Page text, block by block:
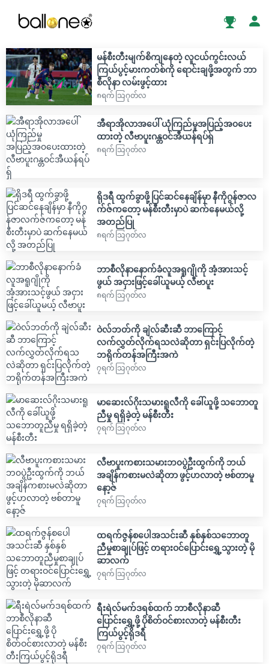
မန်စီးတီးမျက်စိကျနေတဲ့ လူငယ်ကွင်းလယ်
ကြယ်ပွင့်မားကတ်စ်ကို ရောင်းချဖို့အတွက် ဘာ
စီလိုနာ လမ်းဖွင့်ထား
၈ရက် သြဂုတ်လ
အီရာအိုလာအပေါ် ယုံကြည်မှုအပြည့်အ၀ပေး
ထားတဲ့ လီဗာပူးဂန္တဝင်အီယန်ရပ်ရှ်
၈ရက် သြဂုတ်လ
ရိုဒရီ ထွက်ခွာဖို့ ပြင်ဆင်နေချိန်မှာ နီကိုဂွန်ဇာလ
က်ဇ်ကတော့ မန်စီးတီးမှာပဲ ဆက်နေမယ်လို့
အတည်ပြု
၈ရက် သြဂုတ်လ
ဘာစီလိုနာနောက်ခံလူအရူဂျိုကို အံ့အားသင့်
ဖွယ် အငှားဖြင့်ခေါ်ယူမယ့် လီဗာပူး
၈ရက် သြဂုတ်လ
ဝဲလ်ဘတ်ကို ချဲလ်ဆီးဆီ ဘာကြောင့်
လက်လွှတ်လိုက်ရသလဲဆိုတာ ရှင်းပြလိုက်တဲ့
ဘရိုက်တန်အကြီးအကဲ
၇ရက် သြဂုတ်လ
မာဆေးလ်ဂိုးသမားရူလီကို ခေါ်ယူဖို့ သဘောတူ
ညီမှု ရရှိခဲ့တဲ့ မန်စီးတီး
၇ရက် သြဂုတ်လ
လီဗာပူးကစားသမားဘ၀ပွဲဦးထွက်ကို ဘယ်
အချိန်ကစားမလဲဆိုတာ ဖွင့်ဟလာတဲ့ ဗစ်တာမူ
နော့ဇ်
၇ရက် သြဂုတ်လ
ထရက်ဇွန်စပေါအသင်းဆီ နှစ်နှစ်သဘောတူ
ညီမှုစာချုပ်ဖြင့် တရားဝင်ပြောင်းရွှေ့သွားတဲ့ မို
ဆာလက်
၇ရက် သြဂုတ်လ
ရီးရဲလ်မက်ဒရစ်ထက် ဘာစီလိုနာဆီ
ပြောင်းရွှေ့ဖို့ ပိုစိတ်ဝင်စားလာတဲ့ မန်စီးတီး
ကြယ်ပွင့်ရိုဒရီ
၇ရက် သြဂုတ်လ